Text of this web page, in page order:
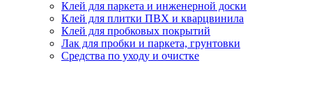
Клей для паркета и инженерной доски
Клей для плитки ПВХ и кварцвинила
Клей для пробковых покрытий
Лак для пробки и паркета, грунтовки
Средства по уходу и очистке